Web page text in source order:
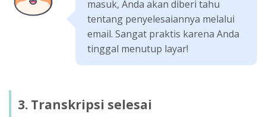
masuk, Anda akan diberi tahu
tentang penyelesaiannya melalui
email. Sangat praktis karena Anda
tinggal menutup layar!
3. Transkripsi selesai